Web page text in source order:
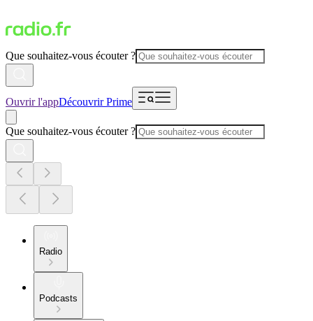
Que souhaitez-vous écouter ?
Ouvrir l'appDécouvrir Prime
Que souhaitez-vous écouter ?
Radio
Podcasts